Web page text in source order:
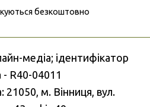
безкоштовно
медіа; ідентифікатор
- R40-04011
м. Вінниця, вул.